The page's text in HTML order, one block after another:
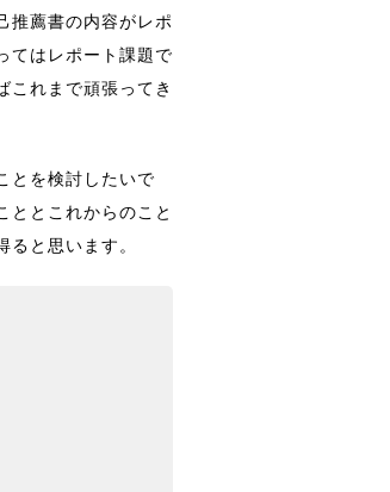
推薦書の内容がレポ
てはレポート課題で
これまで頑張ってき
とを検討したいで
ととこれからのこと
と思います。